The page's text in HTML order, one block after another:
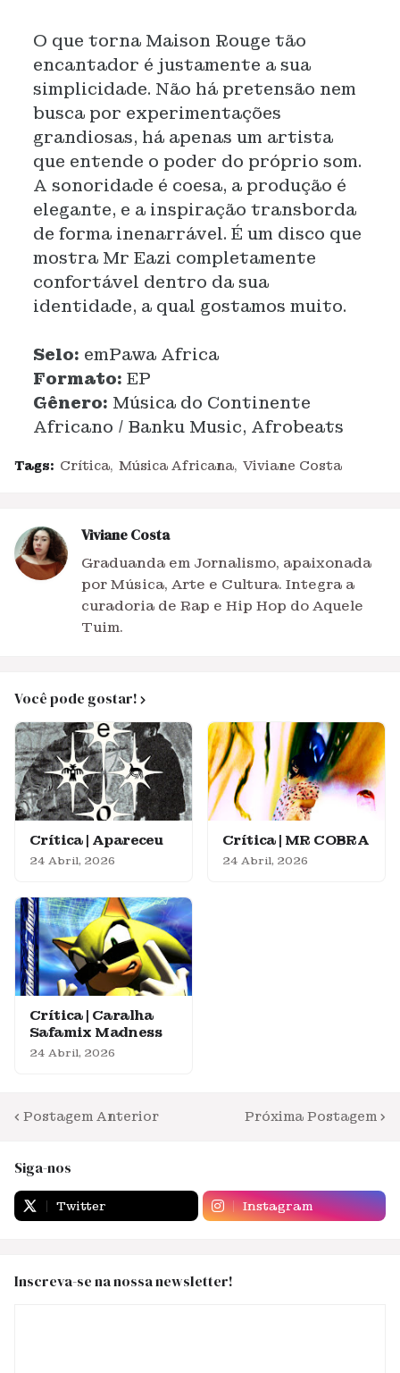
O que torna Maison Rouge tão
encantador é justamente a sua
simplicidade. Não há pretensão nem
busca por experimentações
grandiosas, há apenas um artista
que entende o poder do próprio som.
A sonoridade é coesa, a produção é
elegante, e a inspiração transborda
de forma inenarrável. É um disco que
mostra Mr Eazi completamente
confortável dentro da sua
identidade, a qual gostamos muito.
Selo: emPawa Africa
Formato: EP
Gênero: Música do Continente
Africano / Banku Music, Afrobeats
Tags: Crítica Música Africana Viviane Costa
Viviane Costa
Graduanda em Jornalismo, apaixonada
por Música, Arte e Cultura. Integra a
curadoria de Rap e Hip Hop do Aquele
Tuim.
Você pode gostar!
Crítica | Apareceu
24 Abril, 2026
Crítica | MR COBRA
24 Abril, 2026
Crítica | Caralha
Safamix Madness
24 Abril, 2026
Postagem Anterior Próxima Postagem
Siga-nos
Twitter Instagram
Inscreva-se na nossa newsletter!